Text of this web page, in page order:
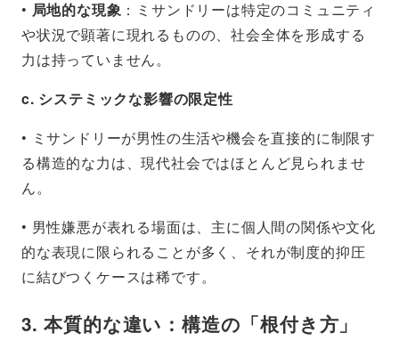
• 局地的な現象 ：ミサンドリーは特定のコミュニティ
や状況で顕著に現れるものの、社会全体を形成する
力は持っていません。
c. システミックな影響の限定性
• ミサンドリーが男性の生活や機会を直接的に制限す
る構造的な力は、現代社会ではほとんど見られませ
ん。
• 男性嫌悪が表れる場面は、主に個人間の関係や文化
的な表現に限られることが多く、それが制度的抑圧
に結びつくケースは稀です。
3. 本質的な違い：構造の「根付き方」